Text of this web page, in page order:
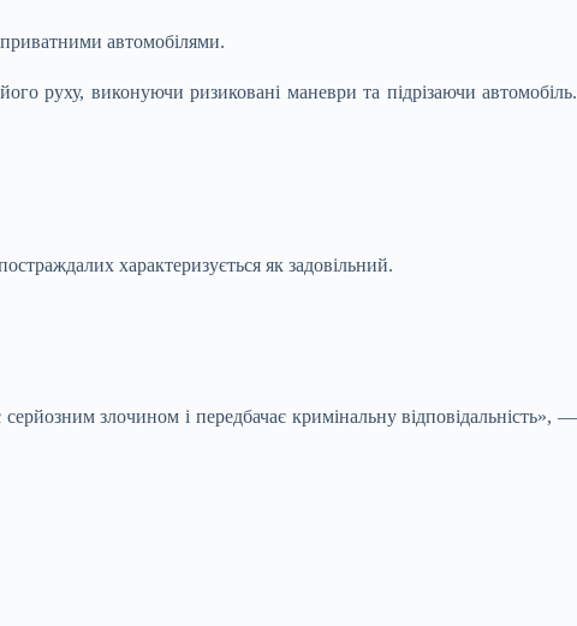
автомобілями.
руху, виконуючи ризиковані маневри та підрізаючи автомобіль.
характеризується як задовільний.
злочином і передбачає кримінальну відповідальність», —